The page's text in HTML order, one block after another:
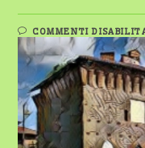
COMMENTI